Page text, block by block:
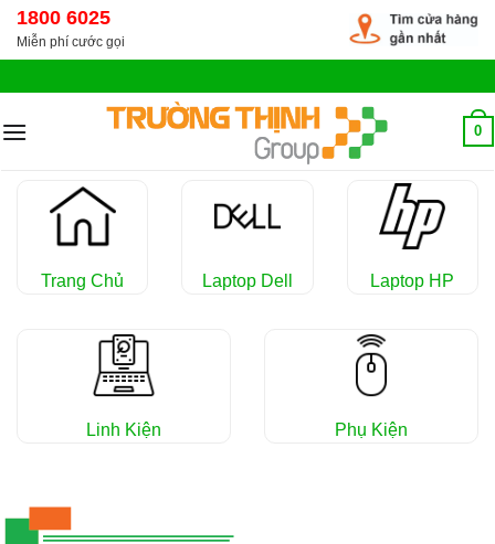
Chuyển
đến
dung
1800 6025
Miễn phí cước gọi
0
Trang Chủ Laptop Dell Laptop HP
Linh Kiện Phụ Kiện